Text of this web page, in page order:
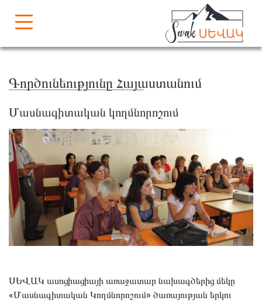
Գործունեությունը Հայաստանում
Մասնագիտական կողմնորոշում
ՍԵՎԱԿ ասոցիացիայի առաջատար նախագծերից մեկը
«Մասնագիտական Կողմնորոշում» ծառայության երկու